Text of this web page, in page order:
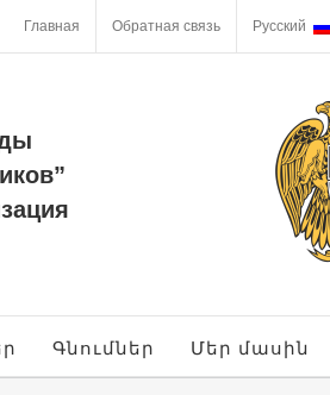
Главная Обратная связь Русский
Գնումներ Մեր մասին